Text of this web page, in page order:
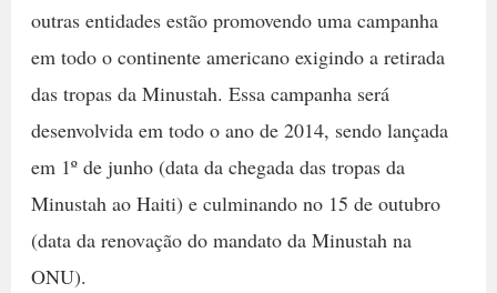
outras entidades estão promovendo uma campanha
em todo o continente americano exigindo a retirada
das tropas da Minustah. Essa campanha será
desenvolvida em todo o ano de 2014, sendo lançada
em 1º de junho (data da chegada das tropas da
Minustah ao Haiti) e culminando no 15 de outubro
(data da renovação do mandato da Minustah na
ONU).